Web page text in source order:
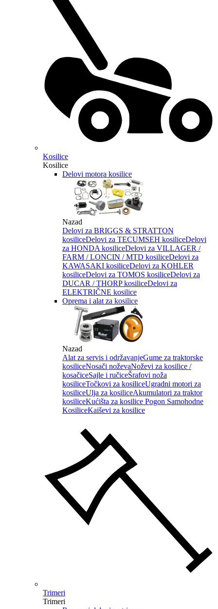
Kosilice
Kosilice
Delovi motora kosilice
Nazad
Delovi za BRIGGS & STRATTON
kosiliceDelovi za TECUMSEH kosiliceDelovi
za HONDA kosiliceDelovi za VILLAGER /
FARM / LONCIN / MTD kosiliceDelovi za
KAWASAKI kosiliceDelovi za KOHLER
kosiliceDelovi za TOMOS kosiliceDelovi za
DUCAR / THORP kosiliceDelovi za
ELEKTRIČNE kosilice
Oprema i alat za kosilice
Nazad
Alat za servis i održavanjeGume za traktorske
kosiliceNosači noževaNoževi za kosilice /
kosačiceSajle i ručiceŠrafovi noža
kosiliceTočkovi za kosiliceUgradni motori za
kosiliceUlja za kosiliceAkumulatori za traktor
kosiliceKućišta za kosilice Pogon Samohodne
KosiliceKaiševi za kosilice
Trimeri
Trimeri